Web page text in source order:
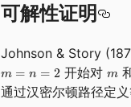
可解性证明
Johnson & Story
开始对
通过汉密尔顿路径定义